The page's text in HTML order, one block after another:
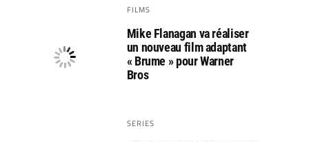
FILMS
Mike Flanagan va réaliser
un nouveau film adaptant
« Brume » pour Warner
Bros
SERIES